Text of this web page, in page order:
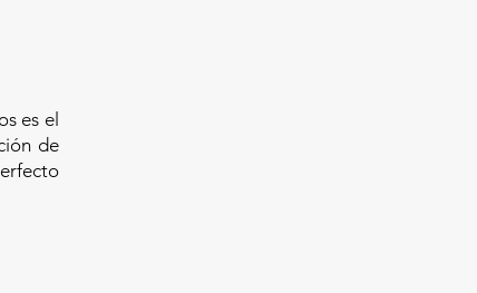
es el
de